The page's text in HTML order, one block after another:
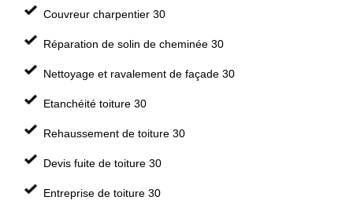
Couvreur charpentier 30
Réparation de solin de cheminée 30
Nettoyage et ravalement de façade 30
Etanchéité toiture 30
Rehaussement de toiture 30
Devis fuite de toiture 30
Entreprise de toiture 30